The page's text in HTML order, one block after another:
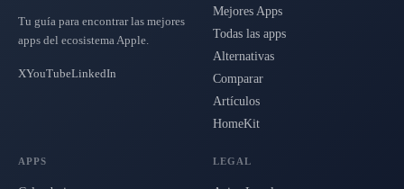
Tu guía para encontrar las mejores
apps del ecosistema Apple.
XYouTubeLinkedIn
Mejores Apps
Todas las apps
Alternativas
Comparar
Artículos
HomeKit
APPS LEGAL